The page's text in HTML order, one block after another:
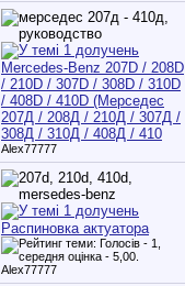
Mercedes-Benz 207D / 208D
/ 210D / 307D / 308D / 310D
/ 408D / 410D (Мерседес
207Д / 208Д / 210Д / 307Д /
308Д / 310Д / 408Д / 410
Alex77777
Распиновка актуатора
Alex77777